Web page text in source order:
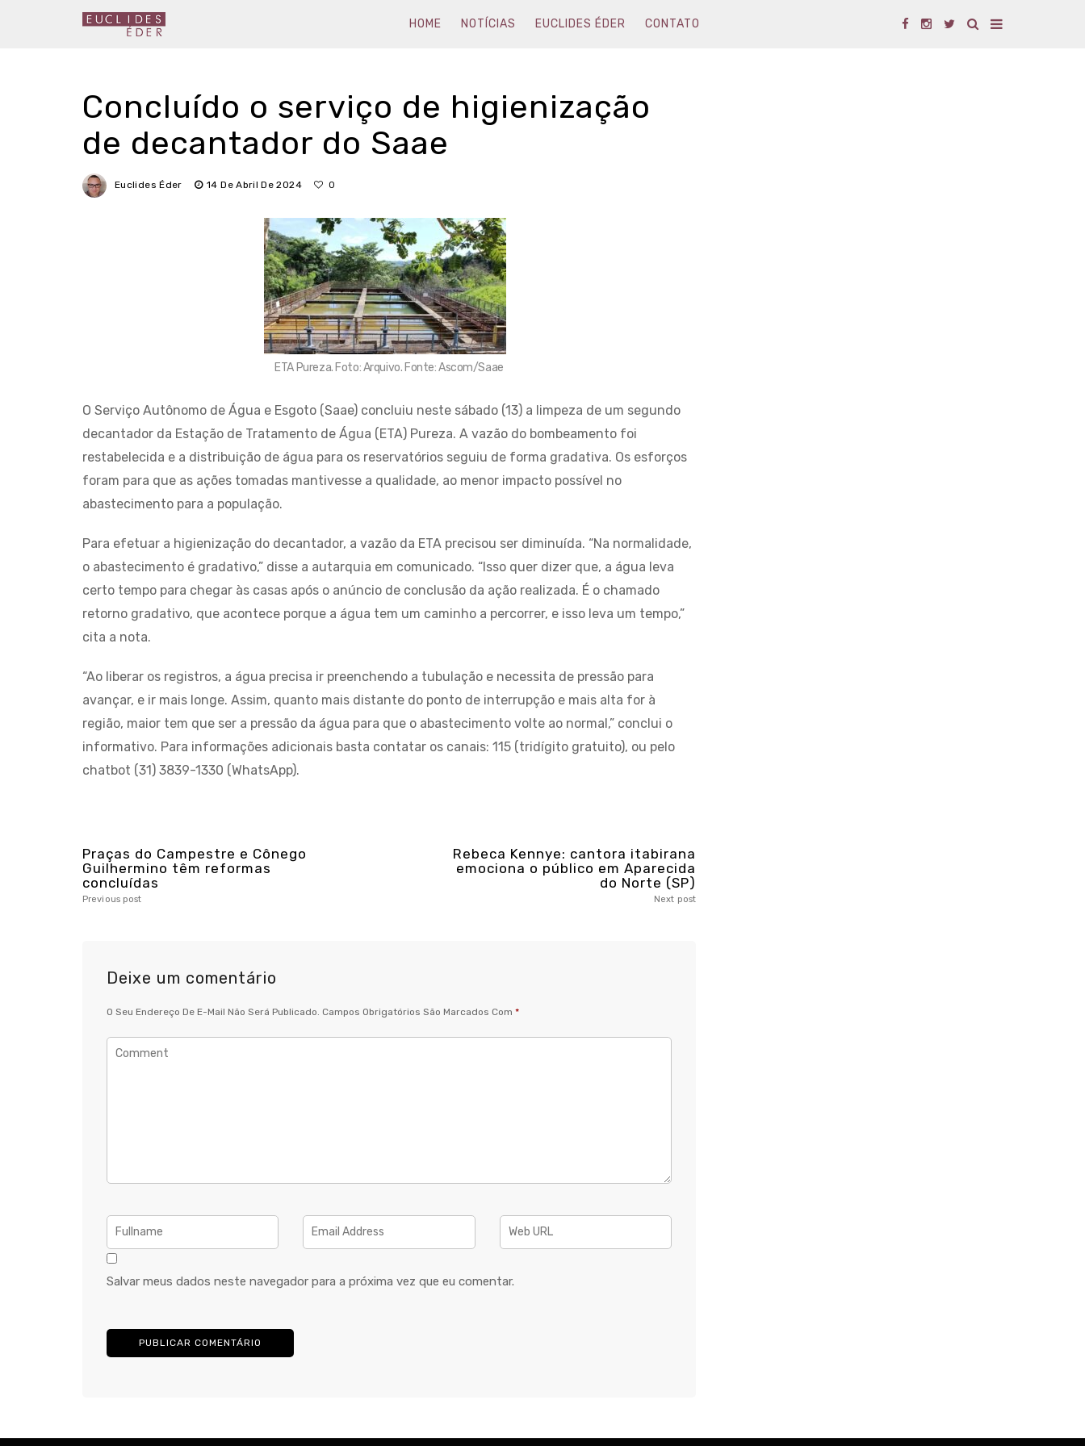
HOME NOTÍCIAS EUCLIDES ÉDER CONTATO
Concluído o serviço de higienização
de decantador do Saae
Euclides Éder 14 De Abril De 2024 0
ETA Pureza. Foto: Arquivo. Fonte: Ascom/Saae
O Serviço Autônomo de Água e Esgoto (Saae) concluiu neste sábado (13) a limpeza de um segundo
decantador da Estação de Tratamento de Água (ETA) Pureza. A vazão do bombeamento foi
restabelecida e a distribuição de água para os reservatórios seguiu de forma gradativa. Os esforços
foram para que as ações tomadas mantivesse a qualidade, ao menor impacto possível no
abastecimento para a população.
Para efetuar a higienização do decantador, a vazão da ETA precisou ser diminuída. “Na normalidade,
o abastecimento é gradativo,” disse a autarquia em comunicado. “Isso quer dizer que, a água leva
certo tempo para chegar às casas após o anúncio de conclusão da ação realizada. É o chamado
retorno gradativo, que acontece porque a água tem um caminho a percorrer, e isso leva um tempo,”
cita a nota.
“Ao liberar os registros, a água precisa ir preenchendo a tubulação e necessita de pressão para
avançar, e ir mais longe. Assim, quanto mais distante do ponto de interrupção e mais alta for à
região, maior tem que ser a pressão da água para que o abastecimento volte ao normal,” conclui o
informativo. Para informações adicionais basta contatar os canais: 115 (tridígito gratuito), ou pelo
chatbot (31) 3839-1330 (WhatsApp).
Praças do Campestre e Cônego
Guilhermino têm reformas
concluídas
Previous post
Rebeca Kennye: cantora itabirana
emociona o público em Aparecida
do Norte (SP)
Next post
Deixe um comentário
O Seu Endereço De E-Mail Não Será Publicado. Campos Obrigatórios São Marcados Com *
Salvar meus dados neste navegador para a próxima vez que eu comentar.